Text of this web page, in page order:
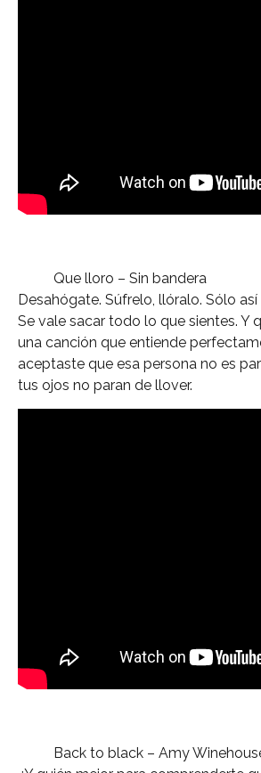
Que lloro – Sin bandera
Desahógate. Súfrelo, llóralo. Sólo
Se vale sacar todo lo que sientes. Y
una canción que entiende
aceptaste que esa persona no es
tus ojos no paran de llover.
Back to black – Amy